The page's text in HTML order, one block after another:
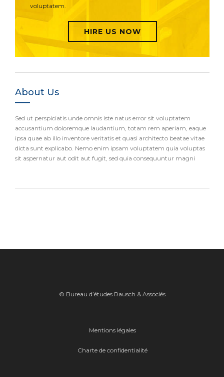
voluptatem.
HIRE US NOW
About Us
Sed ut perspiciatis unde omnis iste natus error sit voluptatem
accusantium doloremque laudantium, totam rem aperiam, eaque
ipsa quae ab illo inventore veritatis et quasi architecto beatae vitae
dicta sunt explicabo. Nemo enim ipsam voluptatem quia voluptas
sit aspernatur aut odit aut fugit, sed quia consequuntur magni
© Bureau d’études Rausch & Associés
Mentions légales
Charte de confidentialité